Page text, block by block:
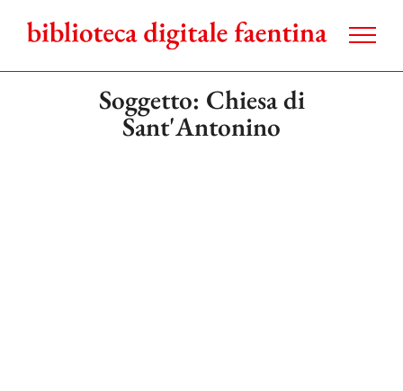
contenuto
Soggetto: Chiesa di
Sant'Antonino